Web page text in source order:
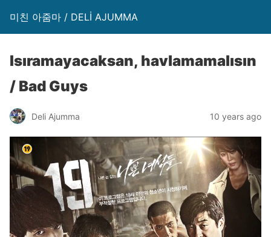
미친 아줌마 / DELİ AJUMMA
Isıramayacaksan, havlamamalısın
/ Bad Guys
Deli Ajumma 10 years ago